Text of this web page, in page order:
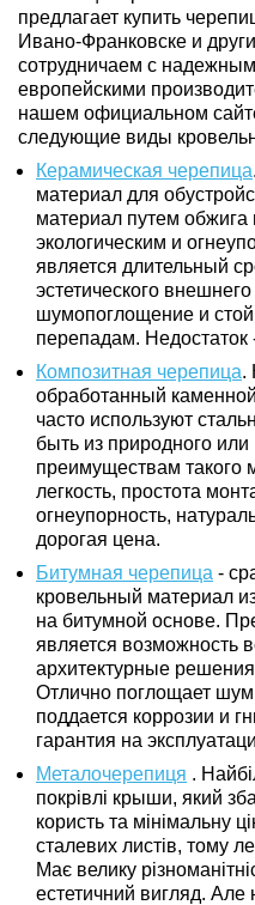
предлагает купить
Ивано-Франковске и
сотрудничаем с
европейскими
нашем официальном
следующие виды
Керамическая черепица.
материал для
материал путем обжига
экологическим и
является длительный
эстетического
шумопоглощение и
перепадам. Недостаток
Композитная черепица.
обработанный
часто используют
быть из природного или
преимуществам такого
легкость, простота
огнеупорность,
дорогая цена.
Битумная черепица -
кровельный материал
на битумной основе.
является возможность
архитектурные решения
Отлично поглощает
поддается коррозии и
гарантия на
Металочерепиця .
покрівлі крыши, який
користь та мінімальну
сталевих листів, тому
Має велику
естетичний вигляд. Але